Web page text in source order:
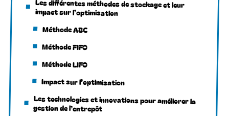
Les différentes méthodes de stockage et leur
impact sur l’optimisation
Méthode ABC
Méthode FIFO
Méthode LIFO
Impact sur l’optimisation
Les technologies et innovations pour améliorer la
gestion de l’entrepôt